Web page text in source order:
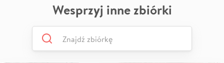
Wesprzyj inne zbiórki